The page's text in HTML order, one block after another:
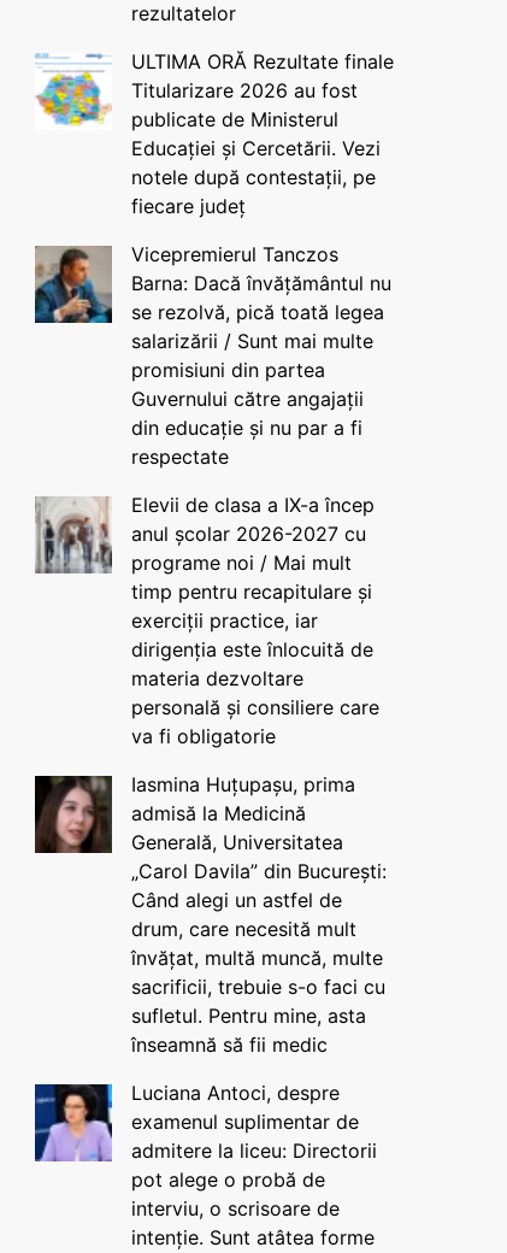
rezultatelor
ULTIMA ORĂ Rezultate finale
Titularizare 2026 au fost
publicate de Ministerul
Educației și Cercetării. Vezi
notele după contestații, pe
fiecare județ
Vicepremierul Tanczos
Barna: Dacă învățământul nu
se rezolvă, pică toată legea
salarizării / Sunt mai multe
promisiuni din partea
Guvernului către angajații
din educație și nu par a fi
respectate
Elevii de clasa a IX-a încep
anul școlar 2026-2027 cu
programe noi / Mai mult
timp pentru recapitulare și
exerciții practice, iar
dirigenția este înlocuită de
materia dezvoltare
personală și consiliere care
va fi obligatorie
Iasmina Huțupașu, prima
admisă la Medicină
Generală, Universitatea
„Carol Davila” din București:
Când alegi un astfel de
drum, care necesită mult
învățat, multă muncă, multe
sacrificii, trebuie s-o faci cu
sufletul. Pentru mine, asta
înseamnă să fii medic
Luciana Antoci, despre
examenul suplimentar de
admitere la liceu: Directorii
pot alege o probă de
interviu, o scrisoare de
intenție. Sunt atâtea forme